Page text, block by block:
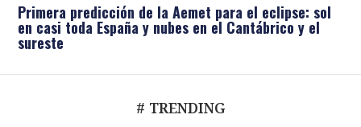
Primera predicción de la Aemet para el eclipse: sol
en casi toda España y nubes en el Cantábrico y el
sureste
# TRENDING